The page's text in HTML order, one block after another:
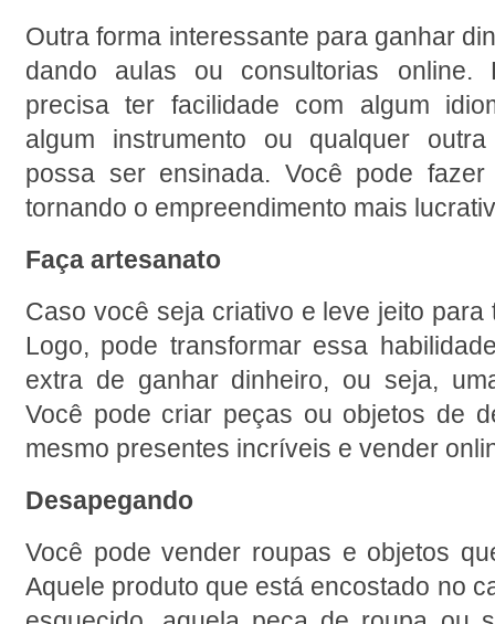
Outra forma interessante para ganhar
dando aulas ou consultorias online.
precisa ter facilidade com algum
algum instrumento ou qualquer
possa ser ensinada. Você pode
tornando o empreendimento mais
Faça artesanato
Caso você seja criativo e leve jeito para
Logo, pode transformar essa
extra de ganhar dinheiro, ou seja,
Você pode criar peças ou objetos de
mesmo presentes incríveis e vender
Desapegando
Você pode vender roupas e objetos
Aquele produto que está encostado no